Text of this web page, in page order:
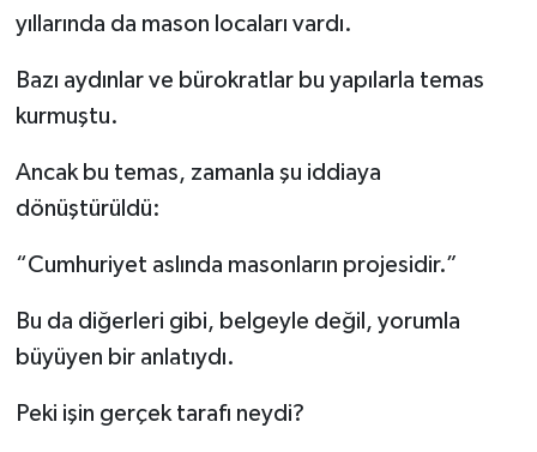
yıllarında da mason locaları vardı.
Bazı aydınlar ve bürokratlar bu yapılarla temas
kurmuştu.
Ancak bu temas, zamanla şu iddiaya
dönüştürüldü:
“Cumhuriyet aslında masonların projesidir.”
Bu da diğerleri gibi, belgeyle değil, yorumla
büyüyen bir anlatıydı.
Peki işin gerçek tarafı neydi?